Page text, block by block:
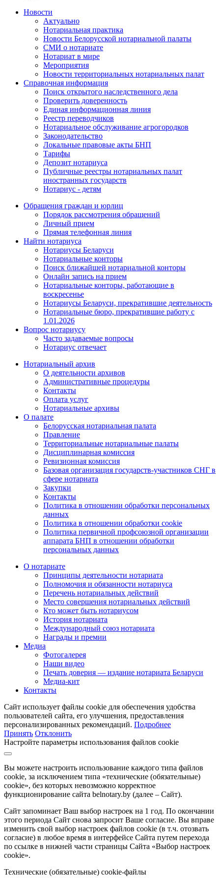
Новости
Актуально
Нотариальная практика
Новости Белорусской нотариальной палаты
СМИ о нотариате
Нотариат в мире
Мероприятия
Новости территориальных нотариальных палат
Справочная информация
Поиск открытого наследственного дела
Проверить доверенность
Единая информационная линия
Реестр переводчиков
Нотариальное обслуживание агрогородков
Законодательство
Локальные правовые акты БНП
Тарифы
Депозит нотариуса
Публичные реестры нотариальных палат
иностранных государств
Нотариус - детям
Обращения граждан и юрлиц
Порядок рассмотрения обращений
Личный прием
Прямая телефонная линия
Найти нотариуса
Нотариусы Беларуси
Нотариальные конторы
Поиск ближайшей нотариальной конторы
Онлайн запись на прием
Нотариальные конторы, работающие в
воскресенье
Нотариусы Беларуси, прекратившие деятельность
Нотариальные бюро, прекратившие работу с
1.01.2026
Вопрос нотариусу
Часто задаваемые вопросы
Нотариус отвечает
Нотариальный архив
О деятельности архивов
Административные процедуры
Контакты
Оплата услуг
Нотариальные архивы
О палате
Белорусская нотариальная палата
Правление
Территориальные нотариальные палаты
Дисциплинарная комиссия
Ревизионная комиссия
Базовая организация государств-участников СНГ в
сфере нотариата
Закупки
Контакты
Политика в отношении обработки персональных
данных
Политика в отношении обработки cookie
Политика первичной профсоюзной организации
аппарата БНП в отношении обработки
персональных данных
О нотариате
Принципы деятельности нотариата
Полномочия и обязанности нотариуса
Перечень нотариальных действий
Место совершения нотариальных действий
Кто может быть нотариусом
История нотариата
Международный союз нотариата
Награды и премии
Медиа
Фотогалерея
Наши видео
Печать доверия — издание нотариата Беларуси
Медиа-кит
Контакты
Сайт использует файлы cookie для обеспечения удобства
пользователей сайта, его улучшения, предоставления
персонализированных рекомендаций. Подробнее
Принять Отклонить
Настройте параметры использования файлов cookie
Вы можете настроить использование каждого типа файлов
cookie, за исключением типа «технические (обязательные)
cookie», без которых невозможно корректное
функционирование сайта belnotary.by (далее – Сайт).
Сайт запоминает Ваш выбор настроек на 1 год. По окончании
этого периода Сайт снова запросит Ваше согласие. Вы вправе
изменить свой выбор настроек файлов cookie (в т.ч. отозвать
согласие) в любое время в интерфейсе Сайта путем перехода
по ссылке в нижней части страницы Сайта «Выбор настроек
cookie».
Технические (обязательные) cookie-файлы